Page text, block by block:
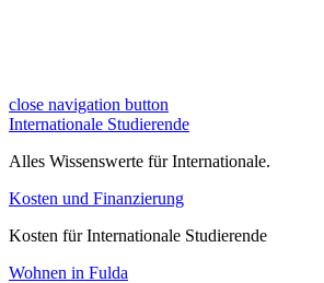
close navigation button
Internationale Studierende
Alles Wissenswerte für Internationale.
Kosten und Finanzierung
Kosten für Internationale Studierende
Wohnen in Fulda